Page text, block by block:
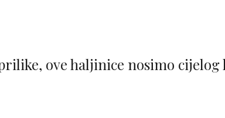
ove haljinice nosimo cijelog